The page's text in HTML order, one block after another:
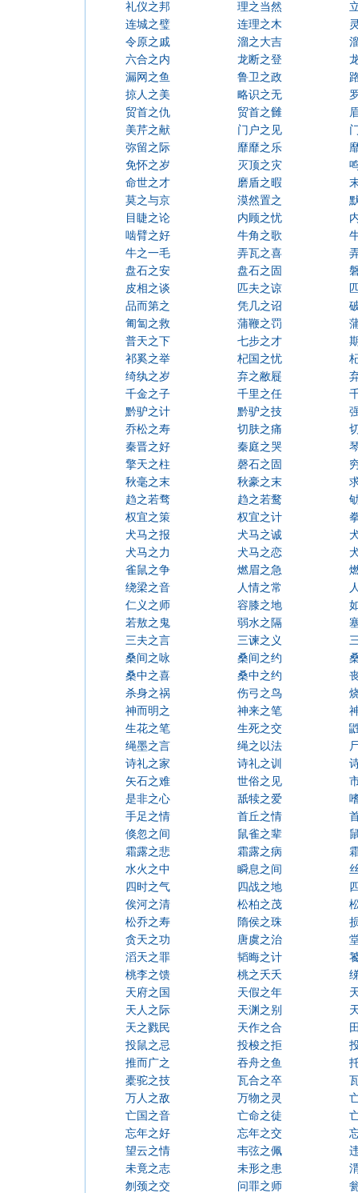
礼仪之邦 理之当然
连城之璧
连理之木
令原之戚
溜之大吉
六合之内
龙断之登
漏网之鱼
鲁卫之政
掠人之美
略识之无
贸首之仇
贸首之雠
美芹之献
门户之见
弥留之际
靡靡之乐
免怀之岁
灭顶之灾
命世之才
磨盾之暇
莫之与京
漠然置之
目睫之论
内顾之忧
啮臂之好
牛角之歌
牛之一毛
弄瓦之喜
盘石之安
盘石之固
皮相之谈
匹夫之谅
品而第之
凭几之诏
匍匐之救
蒲鞭之罚
普天之下
七步之才
祁奚之举
杞国之忧
绮纨之岁
弃之敝屣
千金之子
千里之任
黔驴之计
黔驴之技
乔松之寿
切肤之痛
秦晋之好
秦庭之哭
擎天之柱
磬石之固
秋毫之末
秋豪之末
趋之若骛
趋之若鹜
权宜之策
权宜之计
犬马之报
犬马之诚
犬马之力
犬马之恋
雀鼠之争
燃眉之急
绕梁之音
人情之常
仁义之师
容膝之地
若敖之鬼
弱水之隔
三夫之言
三谏之义
桑间之咏
桑间之约
桑中之喜
桑中之约
杀身之祸
伤弓之鸟
神而明之
神来之笔
生花之笔
生死之交
绳墨之言
绳之以法
诗礼之家
诗礼之训
矢石之难
世俗之见
是非之心
舐犊之爱
手足之情
首丘之情
倏忽之间
鼠雀之辈
霜露之悲
霜露之病
水火之中
瞬息之间
四时之气
四战之地
俟河之清
松柏之茂
松乔之寿
隋侯之珠
贪天之功
唐虞之治
滔天之罪
韬晦之计
桃李之馈
桃之夭夭
天府之国
天假之年
天人之际
天渊之别
天之戮民
天作之合
投鼠之忌
投梭之拒
推而广之
吞舟之鱼
橐驼之技
瓦合之卒
万人之敌
万物之灵
亡国之音
亡命之徒
忘年之好
忘年之交
望云之情
韦弦之佩
未竟之志
未形之患
刎颈之交
问罪之师